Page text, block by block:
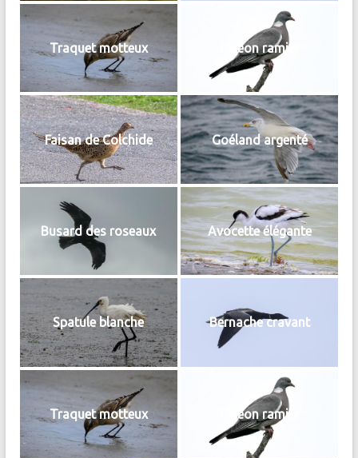
Traquet motteux Pigeon ramier
Faisan de Colchide Goéland argenté
Busard des roseaux Avocette élégante
Spatule blanche Bernache cravant
Traquet motteux Pigeon ramier